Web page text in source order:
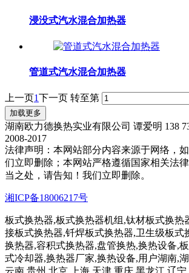
浸没式汽水混合加热器
管道式汽水混合加热器
上一页1下一页 转至第
加载更多
湖南欧力德换热实业有限公司 谭爱明 138
2008-2017
法律声明：本网站部分内容来源于网络，
们立即删除；本网站严格遵循国家相关法
当之处，请告知！我们立即删除。
湘ICP备18006217号
板式换热器,板式换热器机组,钛材板式换热
接板式换热器,钎焊板式换热器,卫生级板式
换热器,容积式换热器,盘管换热,换热设备,
式冷却器,换热器厂家,换热设备,用户湖南,
云南,贵州,北京,上海,天津,重庆,黑龙江,辽